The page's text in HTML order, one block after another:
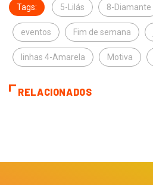
Tags: 5-Lilás 8-Diamante
eventos Fim de semana
linhas 4-Amarela Motiva
RELACIONADOS